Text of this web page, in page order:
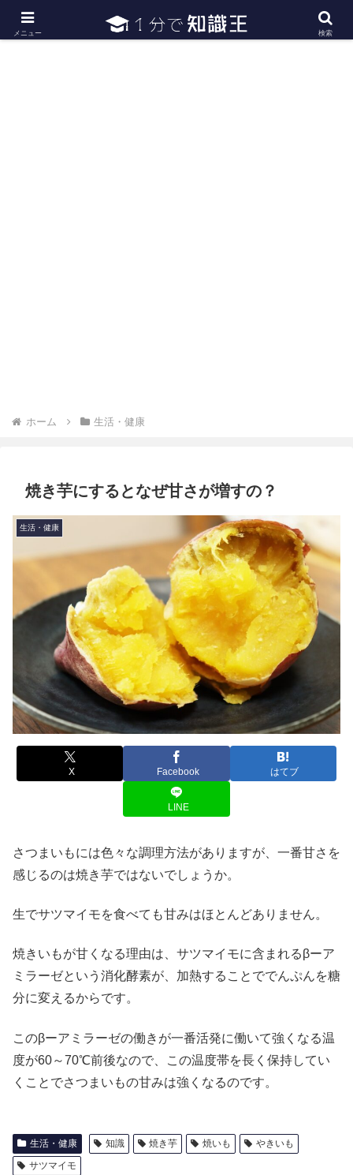
日常で必要な常識・知識や雑学・豆知識を幅広く紹介
ホーム 生活・健康
焼き芋にするとなぜ甘さが増すの？
生活・健康
X Facebook はてブ
LINE
さつまいもには色々な調理方法がありますが、一番甘さを
感じるのは焼き芋ではないでしょうか。
生でサツマイモを食べても甘みはほとんどありません。
焼きいもが甘くなる理由は、サツマイモに含まれるβーア
ミラーゼという消化酵素が、加熱することででんぷんを糖
分に変えるからです。
このβーアミラーゼの働きが一番活発に働いて強くなる温
度が60～70℃前後なので、この温度帯を長く保持してい
くことでさつまいもの甘みは強くなるのです。
生活・健康 知識 焼き芋 焼いも
やきいも
サツマイモ
メニュー 検索